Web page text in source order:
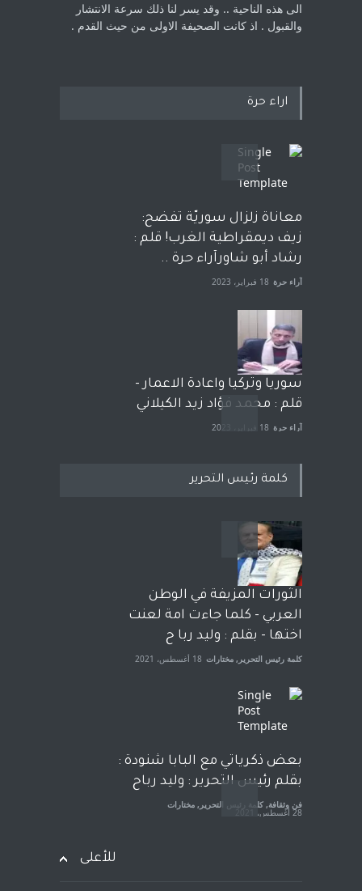
الى هذه الناحية .. وقد يسر لنا ذلك سرعة الانتشار
والقبول . اذ كانت ‏الصحيفة الاولى من حيث القدم . ‏
اراء حرة
معاناة زلزال سوريّة تفضح:
زيف ديمقراطية الغرب! قلم :
رشاد أبو شاورآراء حرة ..
آراء حرة 18 فبراير، 2023
سوريا وتركيا واعادة الاعمار -
قلم : محمد فؤاد زيد الكيلاني
آراء حرة 18 فبراير، 2023
بعد معارك قضائية طاحنة كتب
وترافع فيها بنفسه مرة اخرى..
الشيخ طارق يوسف يقهر
الحكومة الأمريكية ، فأعطوه
الجنسية عن يد وهم صاغرون،
آراء حرة مختارات 7 أبريل، 2023
كلمة رئيس التحرير
الثورات المزيفة في الوطن
العربي - كلما جاءت امة لعنت
اختها - بقلم : وليد ربا ح
كلمة رئيس التحرير , مختارات 18 أغسطس، 2021
بعض ذكرياتي مع البابا شنودة :
بقلم رئيس التحرير : وليد رباح
فن وثقافة, كلمة رئيس التحرير , مختارات
28 أغسطس، 2021
للأعلى